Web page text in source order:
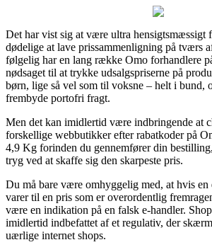
Det har vist sig at være ultra hensigtsmæssigt
dødelige at lave prissammenligning på tværs
følgelig har en lang række Omo forhandlere
nødsaget til at trykke udsalgspriserne på
børn, lige så vel som til voksne – helt i bund,
frembyde portofri fragt.
Men det kan imidlertid være indbringende at
forskellige webbutikker efter rabatkoder på
4,9 Kg forinden du gennemfører din
tryg ved at skaffe sig den skarpeste pris.
Du må bare være omhyggelig med, at hvis
varer til en pris som er overordentlig
være en indikation på en falsk e-handler.
imidlertid indbefattet af et regulativ, der
uærlige internet shops.